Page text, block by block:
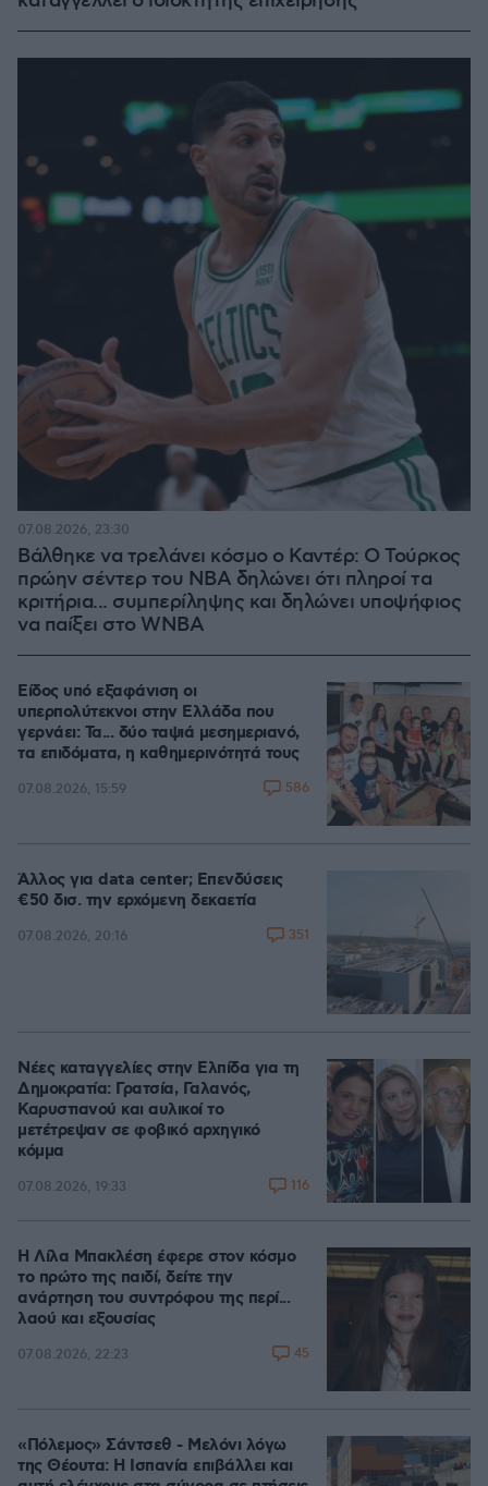
Βάλθηκε να τρελάνει κόσμο ο Καντέρ: Ο Τούρκος
πρώην σέντερ του NBA δηλώνει ότι πληροί τα
κριτήρια... συμπερίληψης και δηλώνει υποψήφιος
να παίξει στο WNBA
07.08.2026, 23:30
Είδος υπό εξαφάνιση οι
υπερπολύτεκνοι στην Ελλάδα που
γερνάει: Τα... δύο ταψιά μεσημεριανό,
τα επιδόματα, η καθημερινότητά τους
07.08.2026, 15:59 586
Άλλος για data center; Επενδύσεις
€50 δισ. την ερχόμενη δεκαετία
07.08.2026, 20:16 351
Νέες καταγγελίες στην Ελπίδα για τη
Δημοκρατία: Γρατσία, Γαλανός,
Καρυστιανού και αυλικοί το
μετέτρεψαν σε φοβικό αρχηγικό
κόμμα
07.08.2026, 19:33 116
Η Λίλα Μπακλέση έφερε στον κόσμο
το πρώτο της παιδί, δείτε την
ανάρτηση του συντρόφου της περί...
λαού και εξουσίας
07.08.2026, 22:23 45
«Πόλεμος» Σάντσεθ - Μελόνι λόγω
της Θέουτα: Η Ισπανία επιβάλλει και